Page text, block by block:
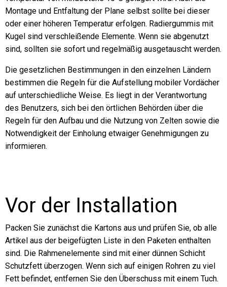
Montage und Entfaltung der Plane selbst sollte bei dieser
oder einer höheren Temperatur erfolgen. Radiergummis mit
Kugel sind verschleißende Elemente. Wenn sie abgenutzt
sind, sollten sie sofort und regelmäßig ausgetauscht werden.
Die gesetzlichen Bestimmungen in den einzelnen Ländern
bestimmen die Regeln für die Aufstellung mobiler Vordächer
auf unterschiedliche Weise. Es liegt in der Verantwortung
des Benutzers, sich bei den örtlichen Behörden über die
Regeln für den Aufbau und die Nutzung von Zelten sowie die
Notwendigkeit der Einholung etwaiger Genehmigungen zu
informieren.
Vor der Installation
Packen Sie zunächst die Kartons aus und prüfen Sie, ob alle
Artikel aus der beigefügten Liste in den Paketen enthalten
sind. Die Rahmenelemente sind mit einer dünnen Schicht
Schutzfett überzogen. Wenn sich auf einigen Rohren zu viel
Fett befindet, entfernen Sie den Überschuss mit einem Tuch.